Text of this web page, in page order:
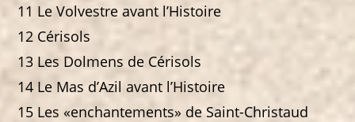
11 Le Volvestre avant l’Histoire
12 Cérisols
13 Les Dolmens de Cérisols
14 Le Mas d’Azil avant l’Histoire
15 Les «enchantements» de Saint-Christaud